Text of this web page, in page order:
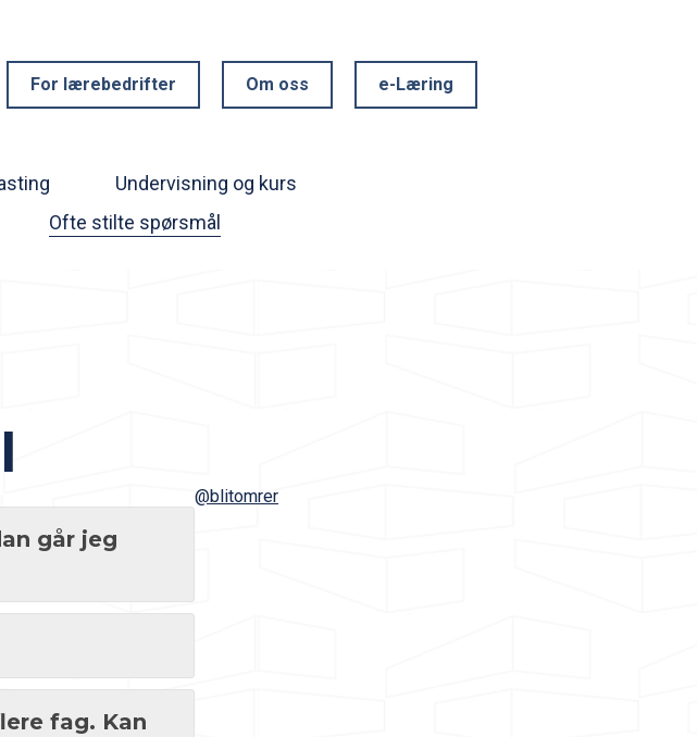
For lærebedrifter Om oss e-Læring
Undervisning og kurs
Ofte stilte spørsmål
går jeg
fag. Kan
@blitomrer